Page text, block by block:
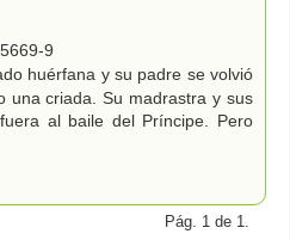
9
huérfana y su padre se volvió
una criada. Su madrastra y sus
al baile del Príncipe. Pero
Pág. 1 de 1.